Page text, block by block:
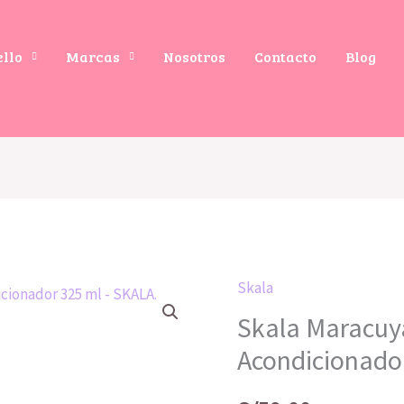
Marcas Nosotros Contacto
Blog
Skala
Skala